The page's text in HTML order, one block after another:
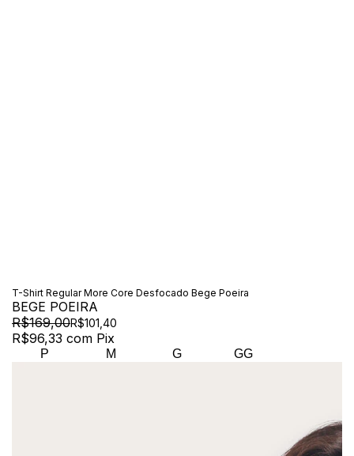
T-Shirt Regular More Core Desfocado Bege Poeira
BEGE POEIRA
R$169,00R$101,40
R$96,33 com Pix
P M G GG